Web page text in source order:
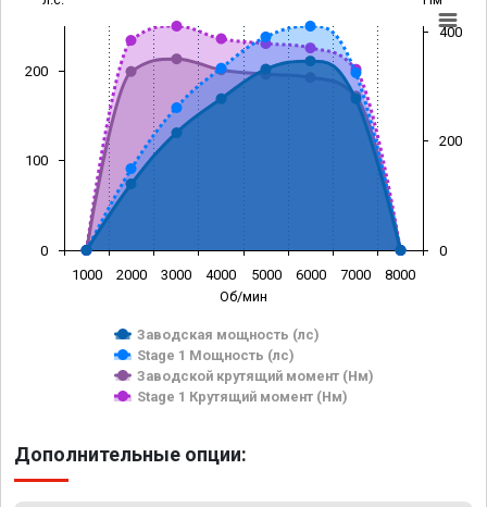
Об/мин
Заводская мощность (лс)
Stage 1 Мощность (лс)
Заводской крутящий момент (Нм)
Stage 1 Крутящий момент (Нм)
1000 2000 3000 4000 5000 6000 7000 8000
0
100
200
0
200
400
Дополнительные опции: